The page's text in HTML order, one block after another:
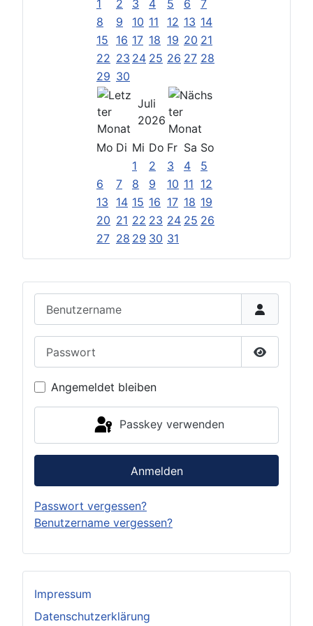
Passwort
Angemeldet bleiben
Passkey verwenden
Anmelden
Passwort vergessen?
Benutzername vergessen?
1
2 3 4 5 6
7
8
9 10 11 12 13 14
15
16 17 18 19 20 21
22 23 24 25 26 27 28
29 30
Juli
2026
Mo Di Mi Do Fr Sa So
1
2 3 4
5
6
7 8 9 10 11 12
13
14 15 16 17 18 19
20 21 22 23 24 25 26
27 28 29 30 31
Impressum
Datenschutzerklärung